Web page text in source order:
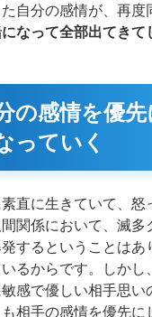
自分の感情が、再度
なって全部出てきて
の感情を優
っていく
直に生きていて、怒
関係において、滅多
するということは
るからです。しか
感で優しい相手思い
相手の感情を優先に